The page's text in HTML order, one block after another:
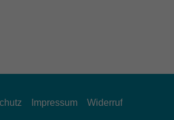
Impressum Widerruf